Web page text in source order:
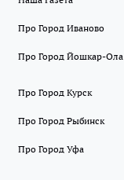
Про Город Иваново
Про Город Йошкар-Ола
Про Город Курск
Про Город Рыбинск
Про Город Уфа